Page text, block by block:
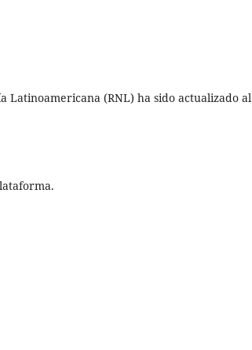
Latinoamericana (RNL) ha sido actualizado al